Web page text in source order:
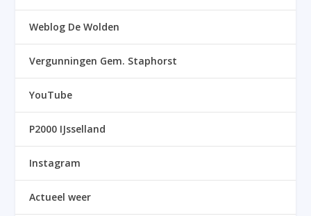
Weblog De Wolden
Vergunningen Gem. Staphorst
YouTube
P2000 IJsselland
Instagram
Actueel weer